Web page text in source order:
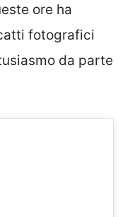
ore ha
fotografici
da parte